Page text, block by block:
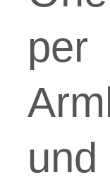
per
und